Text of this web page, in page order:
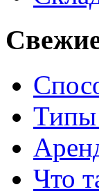
Типы
Что